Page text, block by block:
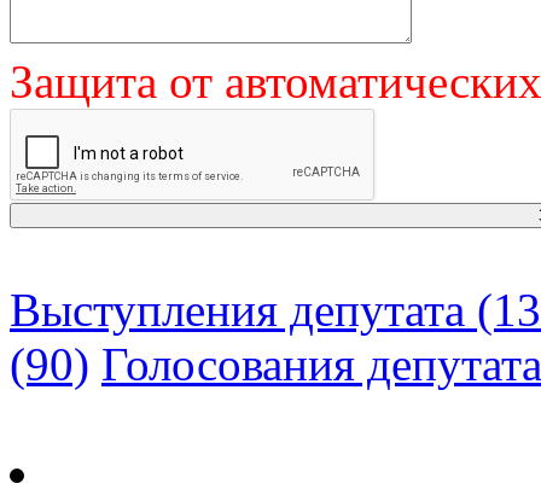
Защита от
Выступления депутата
(90) Голосования депутата